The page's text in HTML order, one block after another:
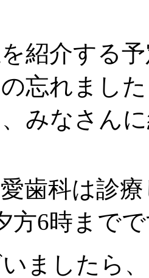
紹介する
忘れまし
みなさん
歯科は診
方6時まで
ましたら